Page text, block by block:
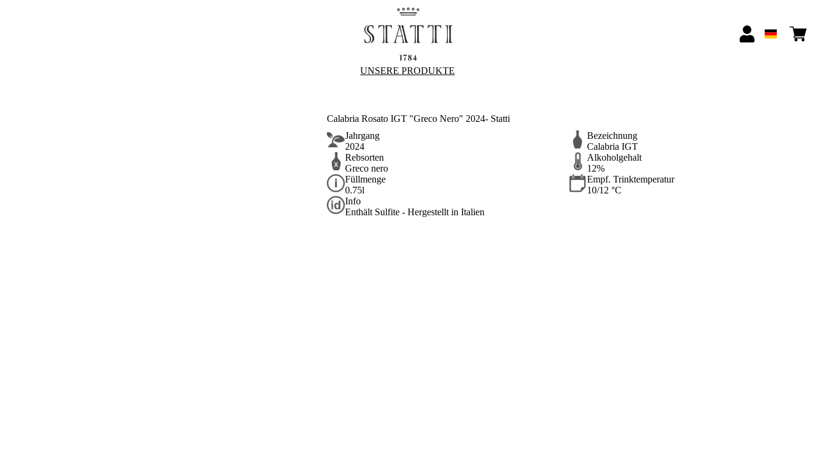
UNSERE PRODUKTE
Calabria Rosato IGT "Greco Nero" 2024- Statti
Jahrgang
2024
Bezeichnung
Calabria IGT
Rebsorten
Greco nero
Alkoholgehalt
12%
Füllmenge
0.75l
Empf. Trinktemperatur
10/12 °C
Info
Enthält Sulfite - Hergestellt in Italien